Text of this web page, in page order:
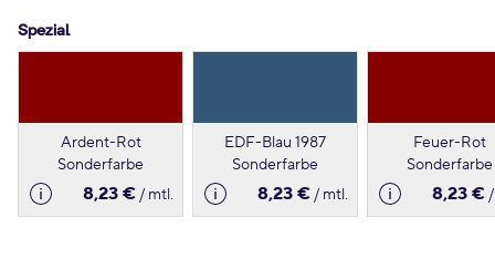
Spezial
Ardent-Rot
Sonderfarbe
8,23 €/ mtl.
EDF-Blau 1987
Sonderfarbe
8,23 €/ mtl.
Feuer-Rot
Sonderfarbe
8,23 €